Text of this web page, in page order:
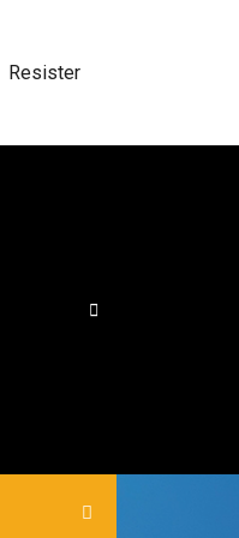
Resister